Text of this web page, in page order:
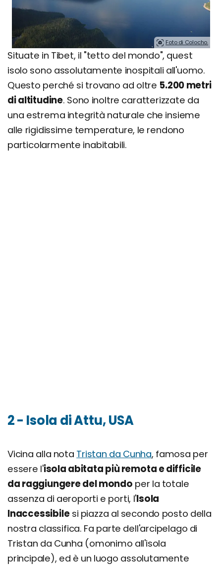
Foto di Colocho.
Situate in Tibet, il "tetto del mondo", quest
isolo sono assolutamente inospitali all'uomo.
Questo perché si trovano ad oltre 5.200 metri
di altitudine. Sono inoltre caratterizzate da
una estrema integrità naturale che insieme
alle rigidissime temperature, le rendono
particolarmente inabitabili.
2 - Isola di Attu, USA
Vicina alla nota Tristan da Cunha, famosa per
essere l'isola abitata più remota e difficile
da raggiungere del mondo per la totale
assenza di aeroporti e porti, l'Isola
Inaccessibilesi piazza al secondo posto della
nostra classifica. Fa parte dell'arcipelago di
Tristan da Cunha (omonimo all'isola
principale), ed è un luogo assolutamente